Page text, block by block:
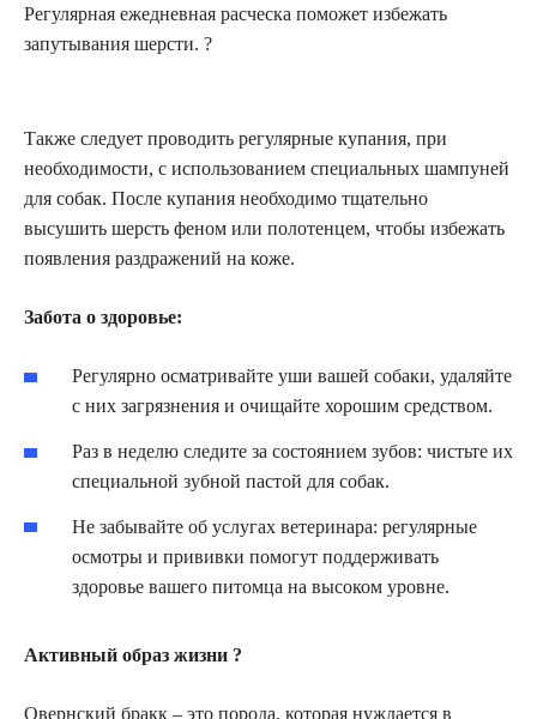
Регулярная ежедневная расческа поможет избежать
запутывания шерсти. ?
Также следует проводить регулярные купания, при
необходимости, с использованием специальных шампуней
для собак. После купания необходимо тщательно
высушить шерсть феном или полотенцем, чтобы избежать
появления раздражений на коже.
Забота о здоровье:
Регулярно осматривайте уши вашей собаки, удаляйте
с них загрязнения и очищайте хорошим средством.
Раз в неделю следите за состоянием зубов: чистьте их
специальной зубной пастой для собак.
Не забывайте об услугах ветеринара: регулярные
осмотры и прививки помогут поддерживать
здоровье вашего питомца на высоком уровне.
Активный образ жизни ?️
Овернский бракк – это порода, которая нуждается в